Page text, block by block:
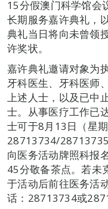
15分假澳门科学馆会
长期服务嘉许典礼，
典礼当日将向未曾领
许奖状。
嘉许典礼邀请对象为
牙科医生、牙科医师
上述人士，以及已中
士。从事医疗工作已
士可于8月13日（星
28713734/
向医务活动牌照科报
45分敬备茶点。若未
于活动后前往医务活
话：28713734或